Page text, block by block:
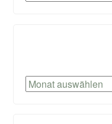
Archiv